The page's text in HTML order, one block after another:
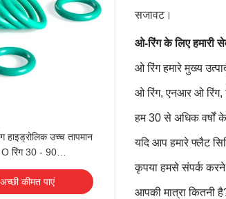
हाइड्रोलिक उच्च तापमान
O रिंग 30 - 90
कीमत पाएं
सजावट।
ओ-रिंग के लिए हमारी
ओ रिंग हमारे मुख्य
ओ रिंग, एनआर ओ रिंग,
हम 30 से अधिक वर्षों
यदि आप हमारे फ्लैट
कृपया हमसे संपर्क
आपकी मात्रा कितनी